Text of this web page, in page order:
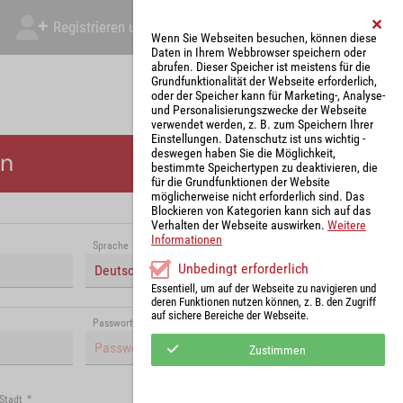
Registrieren und Angebot abgeben Mein Account
Sprache
Deutsch (Deutschland)
Passwort (Wiederholung) *
Stadt *
Wenn Sie Webseiten besuchen, können diese
Daten in Ihrem Webbrowser speichern oder
abrufen. Dieser Speicher ist meistens für die
Grundfunktionalität der Webseite erforderlich,
oder der Speicher kann für Marketing-, Analyse-
und Personalisierungszwecke der Webseite
verwendet werden, z. B. zum Speichern Ihrer
Einstellungen. Datenschutz ist uns wichtig -
deswegen haben Sie die Möglichkeit,
bestimmte Speichertypen zu deaktivieren, die
für die Grundfunktionen der Website
möglicherweise nicht erforderlich sind. Das
Blockieren von Kategorien kann sich auf das
Verhalten der Webseite auswirken. Weitere
Informationen
Unbedingt erforderlich
Essentiell, um auf der Webseite zu navigieren und
deren Funktionen nutzen können, z. B. den Zugriff
auf sichere Bereiche der Webseite.
Zustimmen